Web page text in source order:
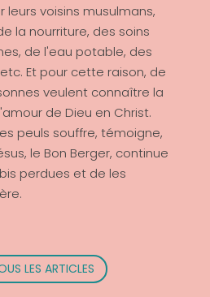
leurs voisins musulmans,
la nourriture, des soins
de l'eau potable, des
Et pour cette raison, de
veulent connaître la
de Dieu en Christ.
peuls souffre, témoigne,
le Bon Berger, continue
perdues et de les
LES ARTICLES